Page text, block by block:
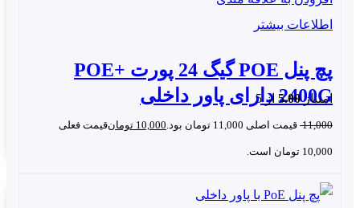
تغییر داده و به بهره‌وری بیشتری دست یابند. به طور خلاصه،
داده و تامین برق به دستگاه‌ها می‌باشد. با امکانات
شبکه‌ شما کمک کرده و تجربه‌ی بهتری را برای
فراهم آورد.
اطلاعات بیشتر
پچ پنل POE گیگ 24 پورت +POE
2400G دارای پاور داخلی
امتیاز5.00از 5
11,000 قیمت اصلی 11,000 تومان بود. 10,000 تومان قیمت فعلی
10,000 تومان است.